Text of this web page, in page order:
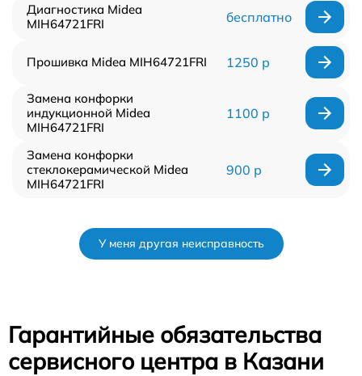
Диагностика Midea
MIH64721FRI
бесплатно
Прошивка Midea MIH64721FRI 1250 р
Замена конфорки
индукционной Midea
MIH64721FRI
1100 р
Замена конфорки
стеклокерамической Midea
MIH64721FRI
900 р
У меня другая неисправность
Гарантийные обязательства
сервисного центра в Казани